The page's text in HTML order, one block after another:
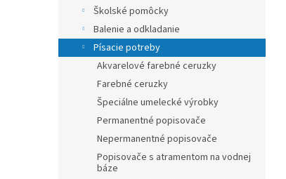
Školské pomôcky
Balenie a odkladanie
Písacie potreby
Akvarelové farebné ceruzky
Farebné ceruzky
Špeciálne umelecké výrobky
Permanentné popisovače
Nepermanentné popisovače
Popisovače s atramentom na vodnej
báze